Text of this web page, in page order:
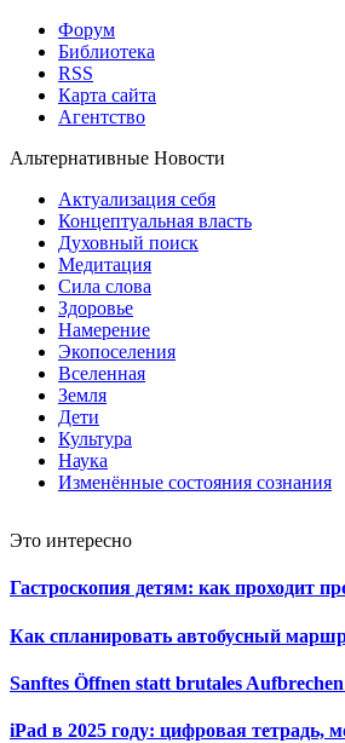
Форум
Библиотека
RSS
Карта сайта
Агентство
Альтернативные Новости
Актуализация себя
Концептуальная власть
Духовный поиск
Медитация
Сила слова
Здоровье
Намерение
Экопоселения
Вселенная
Земля
Дети
Культура
Наука
Изменённые состояния сознания
Это интересно
Гастроскопия детям: как проходит
Как спланировать автобусный
Sanftes Öffnen statt brutales
iPad в 2025 году: цифровая тетрадь,